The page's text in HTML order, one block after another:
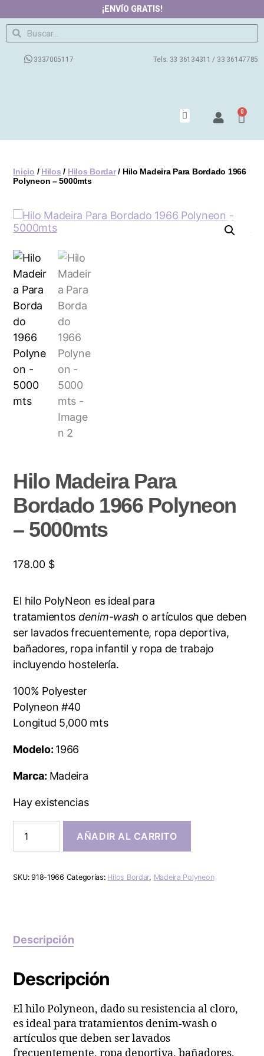
¡ENVÍO GRATIS!
3337005117 Tels. 33 36134311 / 33 36147785
0
Inicio / Hilos / Hilos Bordar/ Hilo Madeira Para Bordado 1966
Polyneon – 5000mts
Hilo Madeira Para
Bordado 1966 Polyneon
– 5000mts
178.00 $
El hilo PolyNeon es ideal para
tratamientos denim-wash o artículos que deben
ser lavados frecuentemente, ropa deportiva,
bañadores, ropa infantil y ropa de trabajo
incluyendo hostelería.
100% Polyester
Polyneon #40
Longitud 5,000 mts
Modelo: 1966
Marca: Madeira
Hay existencias
AÑADIR AL CARRITO
SKU:918-1966 Categorías: Hilos Bordar, Madeira Polyneon
Descripción
Descripción
El hilo Polyneon, dado su resistencia al cloro,
es ideal para tratamientos denim-wash o
artículos que deben ser lavados